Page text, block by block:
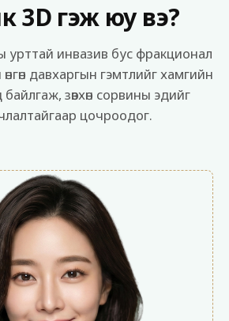
3D гэж юу вэ?
урттай инвазив бус фракционал
өнгөн давхаргын гэмтлийг хамгийн
зөвхөн сорвины эдийг
цочроодог.